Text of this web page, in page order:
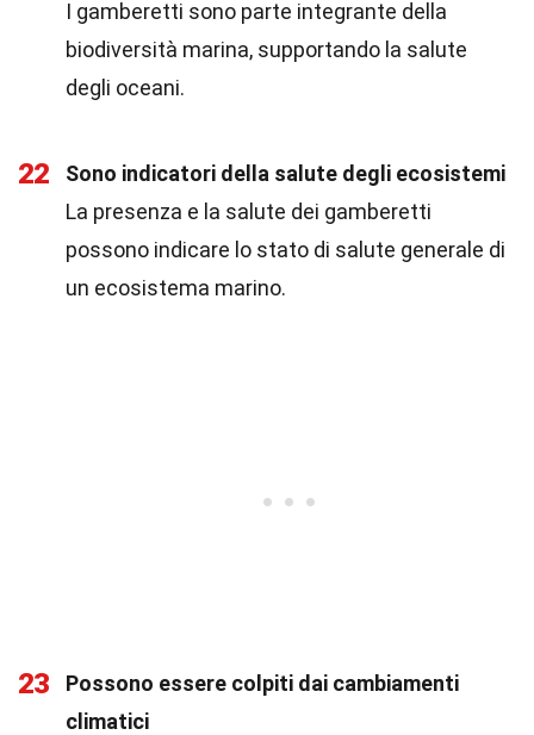
I gamberetti sono parte integrante della
biodiversità marina, supportando la salute
degli oceani.
22
Sono indicatori della salute degli ecosistemi
La presenza e la salute dei gamberetti
possono indicare lo stato di salute generale di
un ecosistema marino.
23
Possono essere colpiti dai cambiamenti
climatici